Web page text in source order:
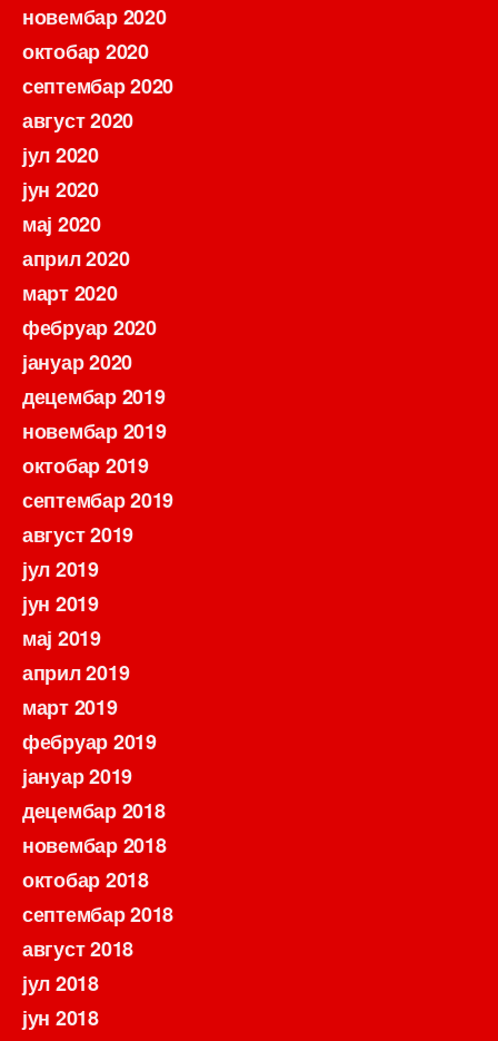
новембар 2020
октобар 2020
септембар 2020
август 2020
јул 2020
јун 2020
мај 2020
април 2020
март 2020
фебруар 2020
јануар 2020
децембар 2019
новембар 2019
октобар 2019
септембар 2019
август 2019
јул 2019
јун 2019
мај 2019
април 2019
март 2019
фебруар 2019
јануар 2019
децембар 2018
новембар 2018
октобар 2018
септембар 2018
август 2018
јул 2018
јун 2018